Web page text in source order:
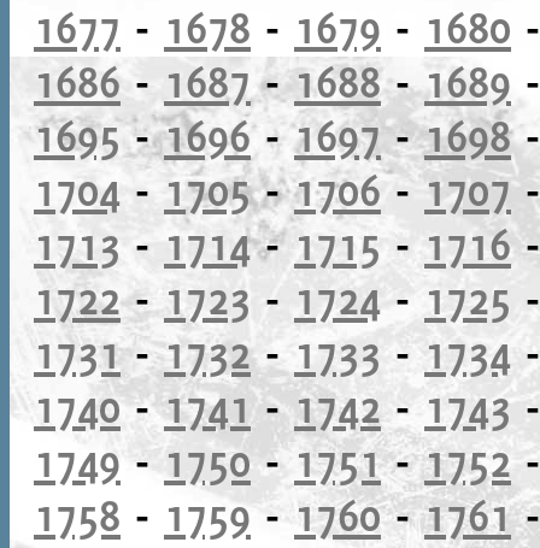
1677 - 1678 - 1679 - 1680
1686 - 1687-1688-1689
1695-1696-1697-1698
1704 - 1705-1706-1707
1713 - 1714- 1715- 1716
1722-1723 - 1724- 1725
1731-1732-1733- 1734
1740-1741-1742 -1743
1749-1750-1751-1752
1758 - 1759-1760-1761